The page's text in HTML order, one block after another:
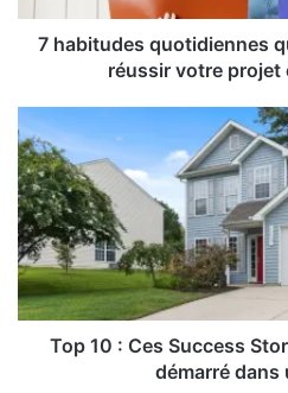
7 habitudes quotidiennes
réussir votre projet
Top 10 : Ces Success
démarré dans